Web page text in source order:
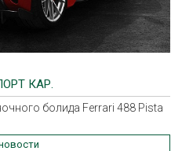
КАР.
болида Ferrari 488 Pista